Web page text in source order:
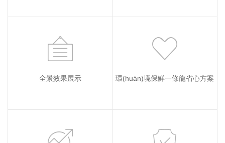
全景效果展示 環(huán)境保鮮一條龍省心方案